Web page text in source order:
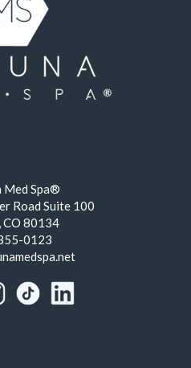
Med Spa®
Road Suite 100
CO 80134
0123